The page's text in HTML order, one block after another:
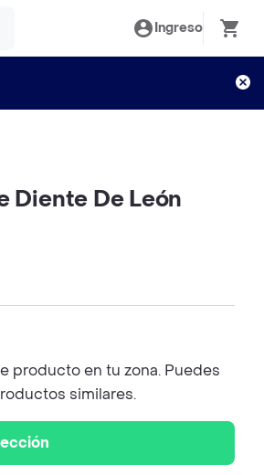
Ingreso
Diente De León
producto en tu zona. Puedes
similares.